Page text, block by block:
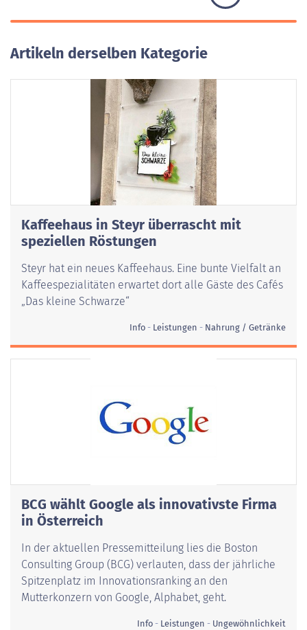
Artikeln derselben Kategorie
Kaffeehaus in Steyr überrascht mit
speziellen Röstungen
Steyr hat ein neues Kaffeehaus. Eine bunte Vielfalt an
Kaffeespezialitäten erwartet dort alle Gäste des Cafés
„Das kleine Schwarze“
Info Leistungen Nahrung / Getränke
BCG wählt Google als innovativste Firma
in Österreich
In der aktuellen Pressemitteilung lies die Boston
Consulting Group (BCG) verlauten, dass der jährliche
Spitzenplatz im Innovationsranking an den
Mutterkonzern von Google, Alphabet, geht.
Info Leistungen Ungewöhnlichkeit